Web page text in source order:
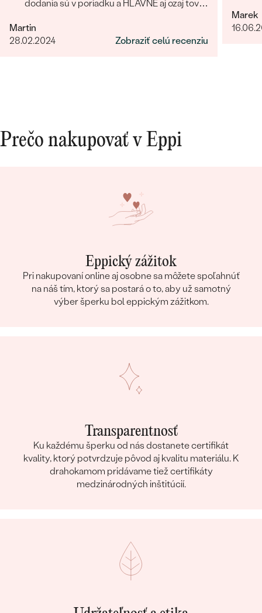
dodania sú v poriadku a HLAVNE aj ozaj tovar
Martin
28.02.2024
Zobraziť celú recenziu
Marek
Prečo nakupovať v Eppi
Eppický zážitok
Pri nakupovaní online aj osobne sa môžete spoľahnúť
na náš tím, ktorý sa postará o to, aby už samotný
výber šperku bol eppickým zážitkom.
Transparentnosť
Ku každému šperku od nás dostanete certifikát
kvality, ktorý potvrdzuje pôvod aj kvalitu materiálu. K
drahokamom pridávame tiež certifikáty
medzinárodných inštitúcií.